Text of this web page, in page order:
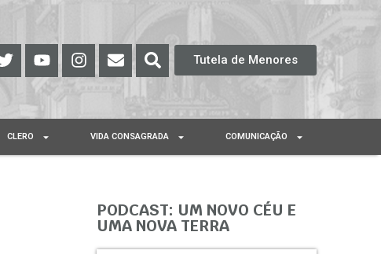
Tutela de Menores
CLERO VIDA CONSAGRADA COMUNICAÇÃO
PODCAST: UM NOVO CÉU E
UMA NOVA TERRA